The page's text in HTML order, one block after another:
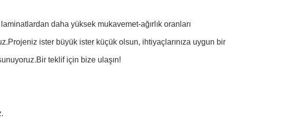
daha yüksek mukavemet-ağırlık oranları
ister büyük ister küçük olsun, ihtiyaçlarınıza uygun bir
teklif için bize ulaşın!